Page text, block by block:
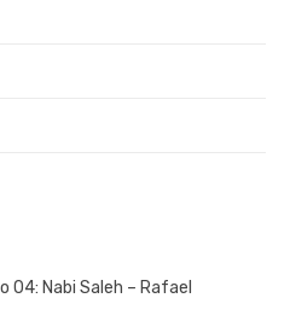
Nabi Saleh – Rafael